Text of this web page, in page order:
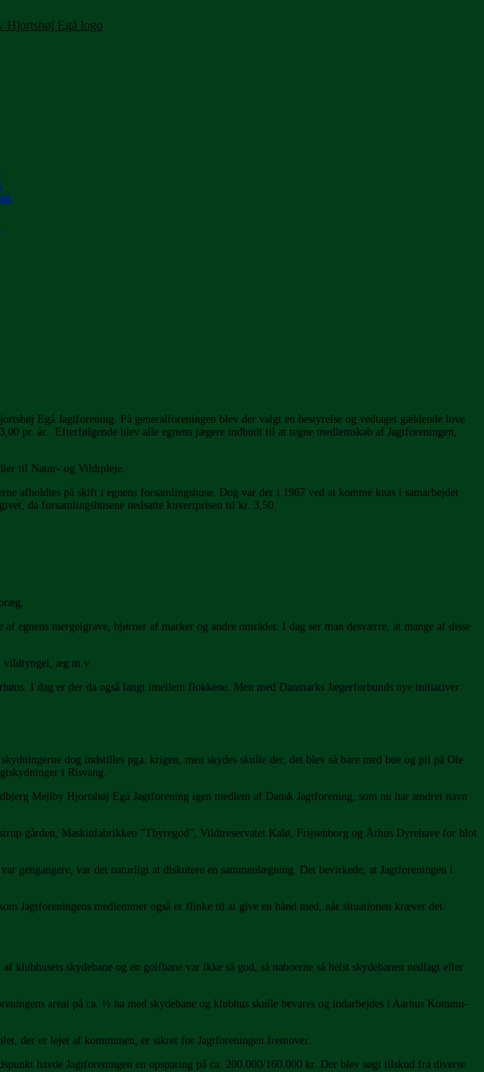
Egå Jagtforening. På generalforeningen blev der valgt en bestyrelse og vedtaget gældende love
pr. år. Efterfølgende blev alle egnens jægere indbudt til at tegne medlemskab af Jagtforeningen,
til Natur- og Vildtpleje.
afholdtes på skift i egnens forsamlingshuse. Dog var der i 1967 ved at komme knas i samarbejdet
da forsamlingshusene nedsatte kuvertprisen til kr. 3,50.
mergelgrave, hjørner af marker og andre områder. I dag ser man desværre, at mange af disse
vildtyngel, æg m.v.
I dag er der da også langt imellem flokkene. Men med Danmarks Jægerforbunds nye initiativer
dog indstilles pga. krigen, men skydes skulle der, det blev så bare med bue og pil på Ole
i Risvang.
Mejlby Hjortshøj Egå Jagtforening igen medlem af Dansk Jagtforening, som nu har ændret navn
gården, Maskinfabrikken ”Thyregod”, Vildtreservatet Kalø, Frijsenborg og Århus Dyrehave for blot
gengangere, var det naturligt at diskutere en sammenlægning. Det bevirkede, at Jagtforeningen i
Jagtforeningens medlemmer også er flinke til at give en hånd med, når situationen kræver det.
skydebane og en golfbane var ikke så god, så naboerne så helst skydebanen nedlagt eller
areal på ca. ½ ha med skydebane og klubhus skulle bevares og indarbejdes i Aarhus Kommu­
der er lejet af kommunen, er sikret for Jagtforeningen fremover.
havde Jagtforeningen en opsparing på ca. 200.000/160.000 kr. Der blev søgt tilskud fra diverse